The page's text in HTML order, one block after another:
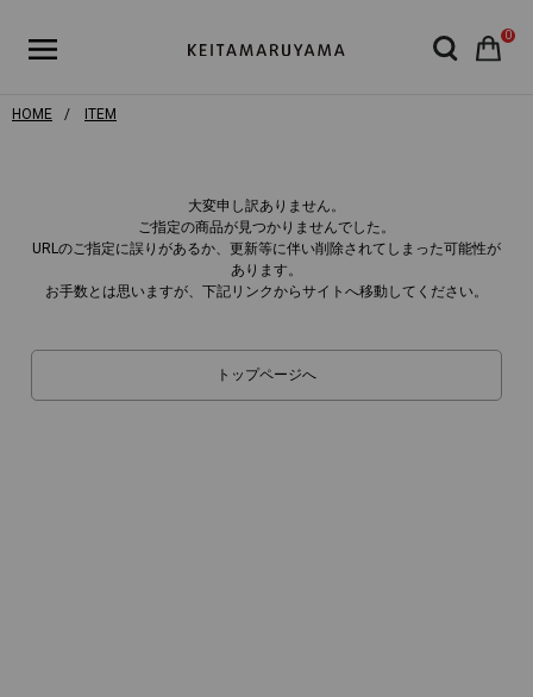
0
HOME ITEM
大変申し訳ありません。
ご指定の商品が見つかりませんでした。
URLのご指定に誤りがあるか、更新等に伴い削除されてしまった可能性が
あります。
お手数とは思いますが、下記リンクからサイトへ移動してください。
トップページへ